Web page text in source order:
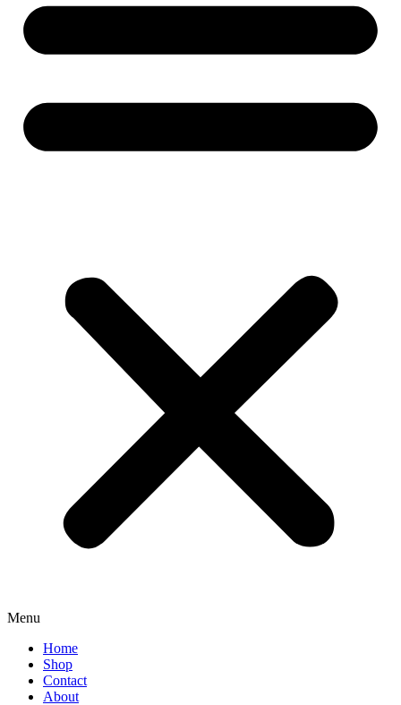
Menu
Home
Shop
Contact
About